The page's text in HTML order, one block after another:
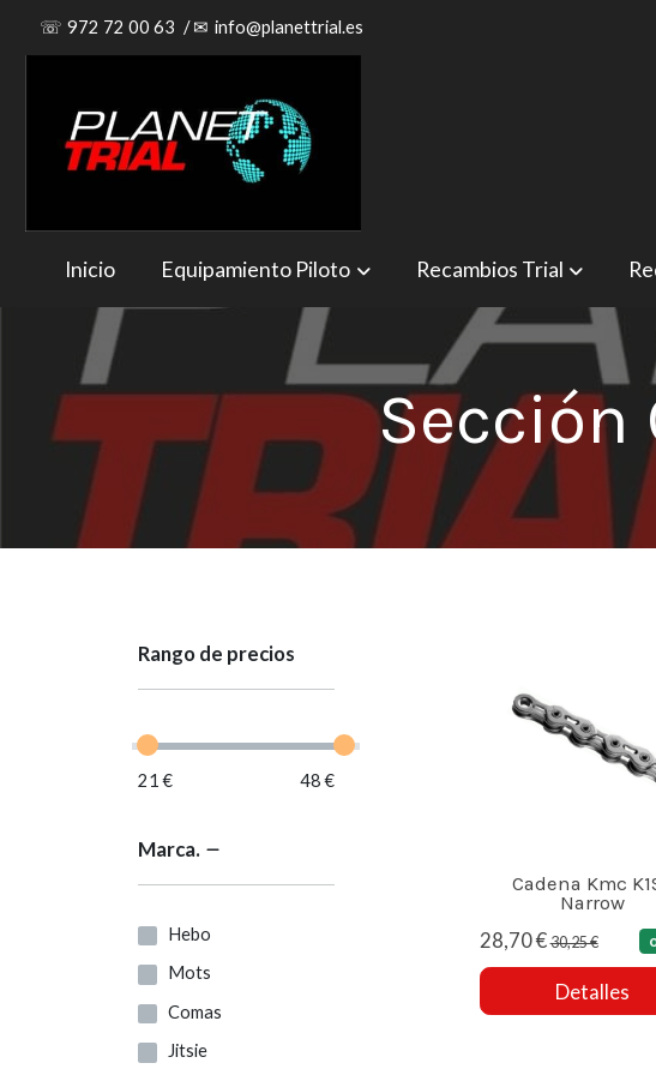
☏ 972 72 00 63 /✉ info@planettrial.es
Inicio Equipamiento Piloto Recambios Trial
Sección
Rango de precios
21 € 48 €
Marca.
Hebo
Mots
Comas
Jitsie
Cadena Kmc
Narrow
28,70 €30,25 €
Detalles